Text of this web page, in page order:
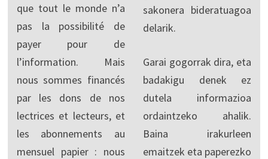
que tout le monde n’a
pas la possibilité de
payer pour de
l’information. Mais
nous sommes financés
par les dons de nos
lectrices et lecteurs, et
les abonnements au
mensuel papier : nous
sakonera bideratuagoa
delarik.
Garai gogorrak dira, eta
badakigu denek ez
dutela informazioa
ordaintzeko ahalik.
Baina irakurleen
emaitzek eta paperezko